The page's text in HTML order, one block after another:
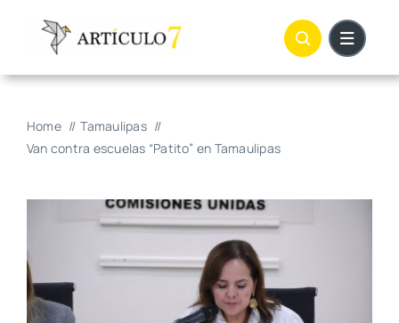
Home
Tamaulipas
Van contra escuelas “Patito” en Tamaulipas